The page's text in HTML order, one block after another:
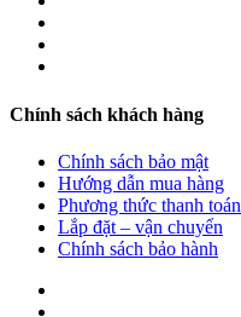
Chính sách khách hàng
Chính sách bảo mật
Hướng dẫn mua hàng
Phương thức thanh toán
Lắp đặt – vận chuyển
Chính sách bảo hành